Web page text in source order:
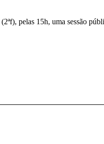
pelas 15h, uma sessão